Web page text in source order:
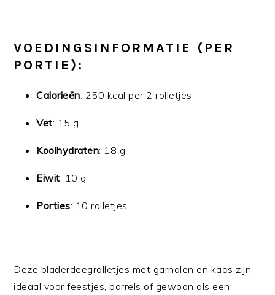
VOEDINGSINFORMATIE (PER
PORTIE):
Calorieën: 250 kcal per 2 rolletjes
Vet: 15 g
Koolhydraten: 18 g
Eiwit: 10 g
Porties: 10 rolletjes
Deze bladerdeegrolletjes met garnalen en kaas zijn
ideaal voor feestjes, borrels of gewoon als een